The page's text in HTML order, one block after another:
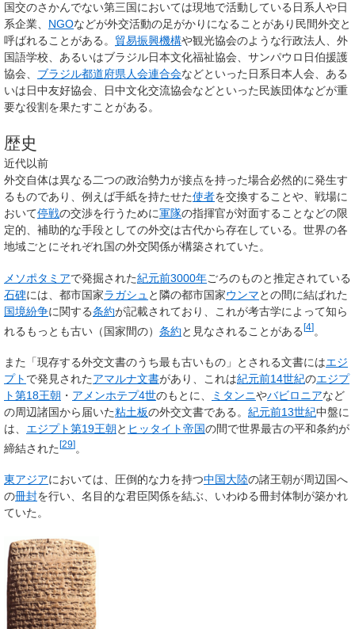
国交のさかんでない第三国においては現地で活動している日系人や日
系企業、 NGOなどが外交活動の足がかりになることがあり民間外交と
呼ばれることがある。 貿易振興機構や観光協会のような行政法人、外
国語学校、あるいはブラジル日本文化福祉協会、サンパウロ日伯援護
協会、 ブラジル都道府県人会連合会などといった日系日本人会、ある
いは日中友好協会、日中文化交流協会などといった民族団体などが重
要な役割を果たすことがある。
歴史
近代以前
外交自体は異なる二つの政治勢力が接点を持った場合必然的に発生す
るものであり、例えば手紙を持たせた使者を交換することや、戦場に
おいて停戦の交渉を行うために軍隊の指揮官が対面することなどの限
定的、補助的な手段としての外交は古代から存在している。世界の各
地域ごとにそれぞれ国の外交関係が構築されていた。
メソポタミアで発掘された紀元前3000年ごろのものと推定されている
石碑には、都市国家ラガシュ と隣の都市国家ウンマとの間に結ばれた
国境紛争に関する条約が記載されており、これが考古学によって知ら
れるもっとも古い（国家間の） 条約と見なされることがある[4]。
また「現存する外交文書のうち最も古いもの」とされる文書にはエジ
プト で発見されたアマルナ文書があり、これは紀元前14世紀のエジプ
ト第18王朝 ・ アメンホテプ4世のもとに、 ミタンニやバビロニアなど
の周辺諸国から届いた粘土板の外交文書である。 紀元前13世紀中盤に
は、 エジプト第19王朝と ヒッタイト帝国の間で世界最古の平和条約が
締結された[29]。
東アジアにおいては、圧倒的な力を持つ中国大陸の諸王朝が周辺国へ
の冊封を行い、名目的な君臣関係を結ぶ、いわゆる冊封体制が築かれ
ていた。